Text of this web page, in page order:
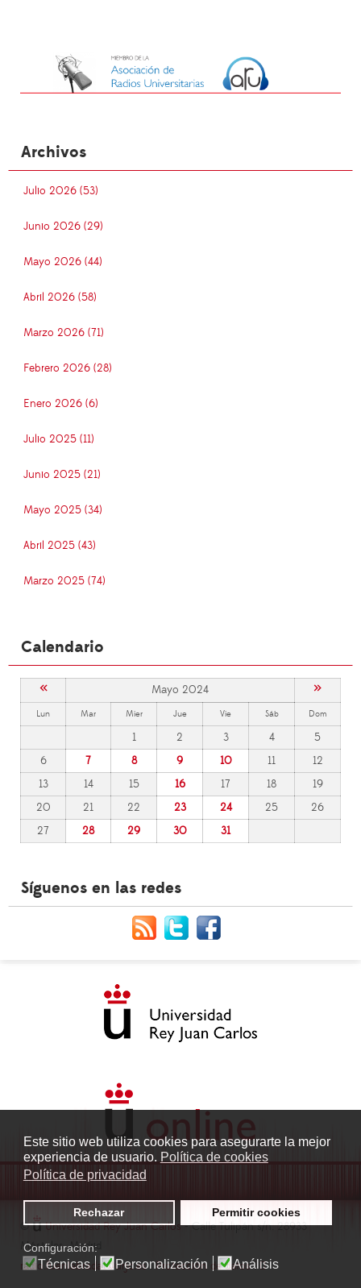
Este sitio web utiliza cookies para asegurarte la mejor
experiencia de usuario. Política de cookies
Política de privacidad
Rechazar Permitir cookies
Configuración:
Técnicas Personalización Análisis
Archivos
Julio 2026 (53)
Junio 2026 (29)
Mayo 2026 (44)
Abril 2026 (58)
Marzo 2026 (71)
Febrero 2026 (28)
Enero 2026 (6)
Julio 2025 (11)
Junio 2025 (21)
Mayo 2025 (34)
Abril 2025 (43)
Marzo 2025 (74)
Calendario
« Mayo 2024 »
Lun Mar Mier Jue Vie Sáb Dom
1 2 3 4
5
6
7 8 9 10 11
12
13
14 15 16 17 18
19
20
21 22 23 24 25
26
27
28 29 30 31
Síguenos en las redes
© Universidad Rey Juan Carlos- Calle Tulipán s/n. 28933
Móstoles. Madrid
radio.fuenlabrada1@urjc.es|Protección de datos|